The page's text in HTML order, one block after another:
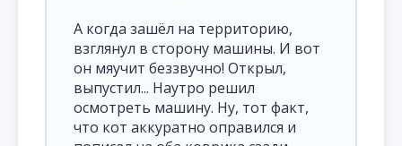
А когда зашёл на территорию,
взглянул в сторону машины. И вот
он мяучит беззвучно! Открыл,
выпустил... Наутро решил
осмотреть машину. Ну, тот факт,
что кот аккуратно оправился и